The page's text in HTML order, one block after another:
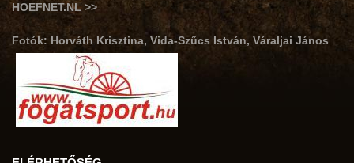
HOEFNET.NL >>
Fotók: Horváth Krisztina, Vida-Szűcs István, Váraljai János